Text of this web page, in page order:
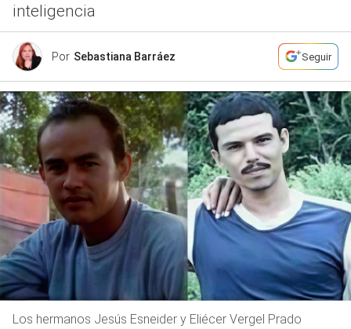
inteligencia
Por Sebastiana Barráez Seguir
Los hermanos Jesús Esneider y Eliécer Vergel Prado